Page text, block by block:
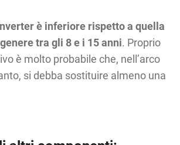
è inferiore rispetto a quella
tra gli 8 e i 15 anni. Proprio
è molto probabile che, nell’arco
si debba sostituire almeno una